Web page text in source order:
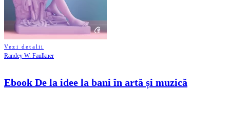
Vezi detalii
Randey W. Faulkner
Ebook De la idee la bani în artă și muzică